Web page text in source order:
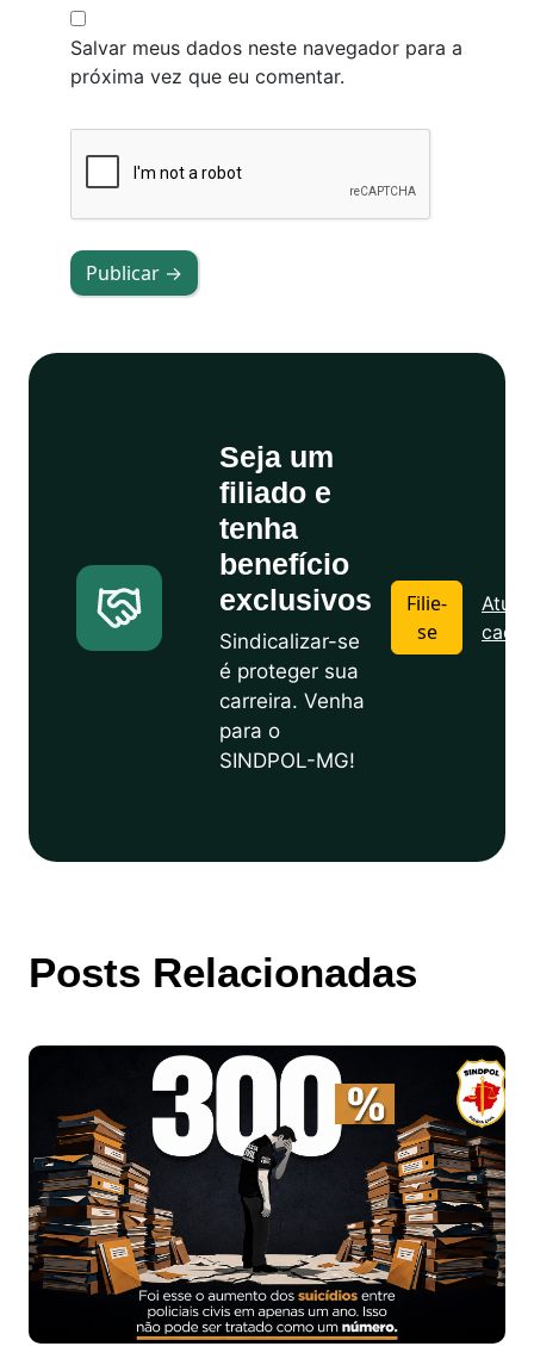
Salvar meus dados neste navegador para a
próxima vez que eu comentar.
Publicar →
Seja um
filiado e
tenha
benefício
exclusivos
Sindicalizar-se
é proteger sua
carreira. Venha
para o
SINDPOL-MG!
Filie-
se
Posts Relacionadas